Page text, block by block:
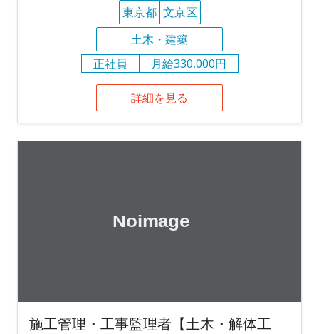
東京都 文京区
土木・建築
正社員
月給330,000円
詳細を見る
施工管理・工事監理者【土木・解体工